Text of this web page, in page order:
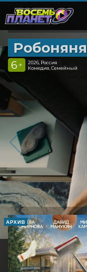
Робоняня
6 +
2026, Россия
Комедия, Семейный
АРХИВ